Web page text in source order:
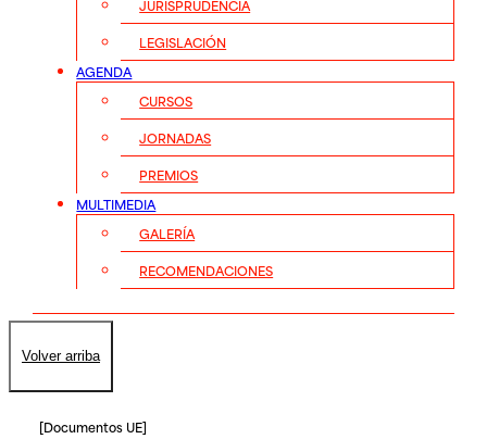
JURISPRUDENCIA
LEGISLACIÓN
AGENDA
CURSOS
JORNADAS
PREMIOS
MULTIMEDIA
GALERÍA
RECOMENDACIONES
Volver arriba
[Documentos UE]